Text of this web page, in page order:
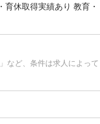
育休取得実績あり 教育・
など、条件は求人によって